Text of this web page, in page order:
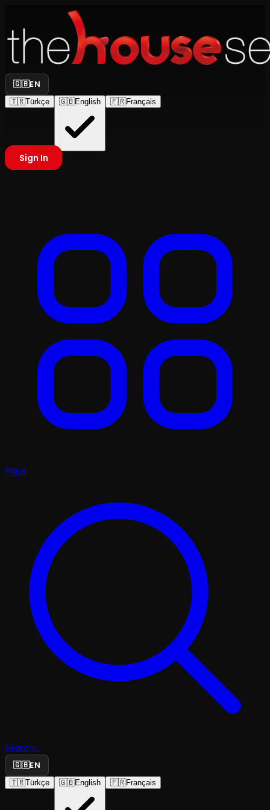
🇬🇧EN
🇹🇷Türkçe 🇬🇧English 🇫🇷Français
Sign In
Plays
Search...
🇬🇧EN
🇹🇷Türkçe 🇬🇧English 🇫🇷Français